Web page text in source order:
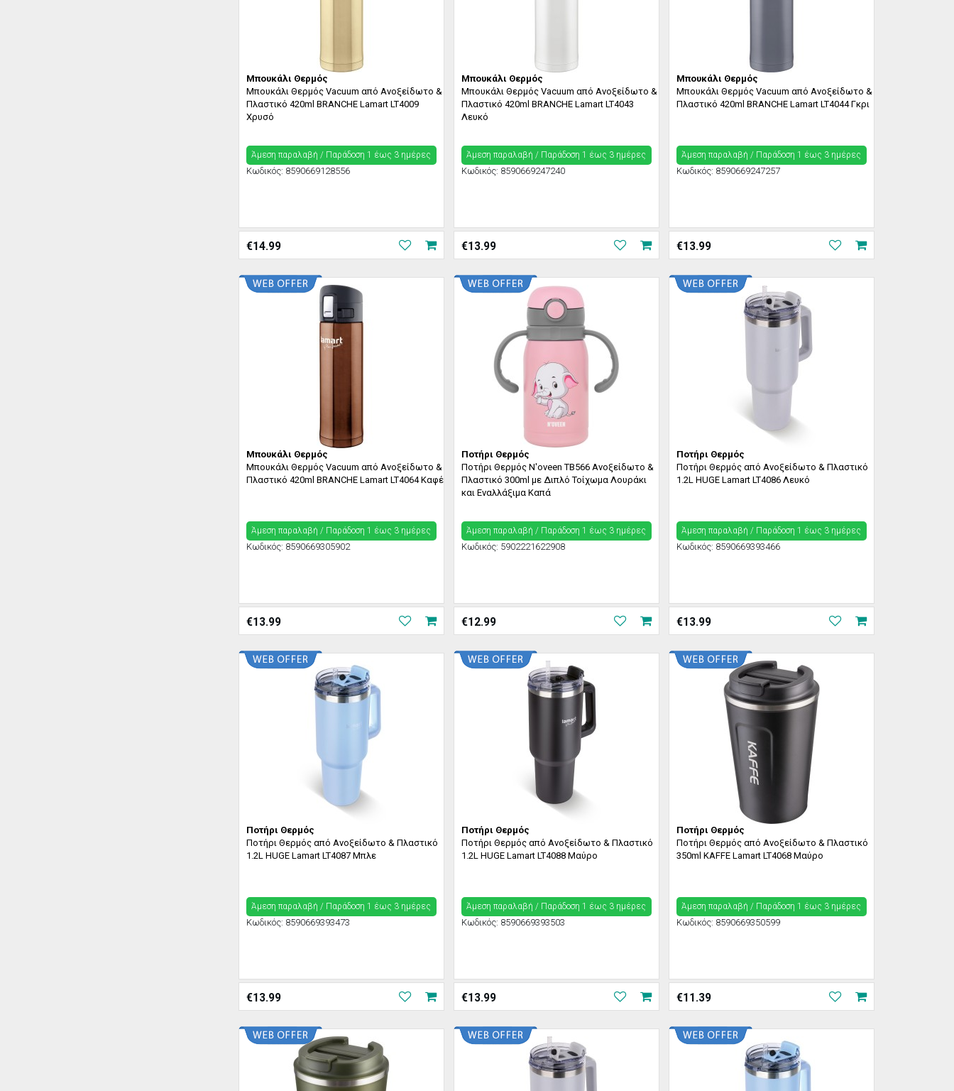
Μπουκάλι Θερμός
Μπουκάλι Θερμός Vacuum από Ανοξείδωτο &
Πλαστικό 420ml BRANCHE Lamart LT4009
Χρυσό
Άμεση παραλαβή / Παράδoση 1 έως 3 ημέρες
Κωδικός: 8590669128556
€14.99
Μπουκάλι Θερμός
Μπουκάλι Θερμός Vacuum από Ανοξείδωτο &
Πλαστικό 420ml BRANCHE Lamart LT4043
Λευκό
Άμεση παραλαβή / Παράδoση 1 έως 3 ημέρες
Κωδικός: 8590669247240
€13.99
Μπουκάλι Θερμός
Μπουκάλι Θερμός Vacuum από Ανοξείδωτο &
Πλαστικό 420ml BRANCHE Lamart LT4044 Γκρι
Άμεση παραλαβή / Παράδoση 1 έως 3 ημέρες
Κωδικός: 8590669247257
€13.99
Μπουκάλι Θερμός
Μπουκάλι Θερμός Vacuum από Ανοξείδωτο &
Πλαστικό 420ml BRANCHE Lamart LT4064 Καφέ
Άμεση παραλαβή / Παράδoση 1 έως 3 ημέρες
Κωδικός: 8590669305902
€13.99
Ποτήρι Θερμός
Ποτήρι Θερμός N'oveen TB566 Ανοξείδωτο &
Πλαστικό 300ml με Διπλό Τοίχωμα Λουράκι
και Εναλλάξιμα Καπά
Άμεση παραλαβή / Παράδoση 1 έως 3 ημέρες
Κωδικός: 5902221622908
€12.99
Ποτήρι Θερμός
Ποτήρι Θερμός από Ανοξείδωτο & Πλαστικό
1.2L HUGE Lamart LT4086 Λευκό
Άμεση παραλαβή / Παράδoση 1 έως 3 ημέρες
Κωδικός: 8590669393466
€13.99
Ποτήρι Θερμός
Ποτήρι Θερμός από Ανοξείδωτο & Πλαστικό
1.2L HUGE Lamart LT4087 Μπλε
Άμεση παραλαβή / Παράδoση 1 έως 3 ημέρες
Κωδικός: 8590669393473
€13.99
Ποτήρι Θερμός
Ποτήρι Θερμός από Ανοξείδωτο & Πλαστικό
1.2L HUGE Lamart LT4088 Μαύρο
Άμεση παραλαβή / Παράδoση 1 έως 3 ημέρες
Κωδικός: 8590669393503
€13.99
Ποτήρι Θερμός
Ποτήρι Θερμός από Ανοξείδωτο & Πλαστικό
350ml KAFFE Lamart LT4068 Μαύρο
Άμεση παραλαβή / Παράδoση 1 έως 3 ημέρες
Κωδικός: 8590669350599
€11.39